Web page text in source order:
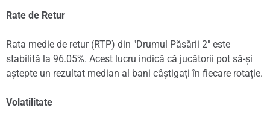
Rate de Retur
Rata medie de retur (RTP) din "Drumul Păsării 2" este
stabilită la 96.05%. Acest lucru indică că jucătorii pot să-și
aștepte un rezultat median al bani câștigați în fiecare rotație.
Volatilitate